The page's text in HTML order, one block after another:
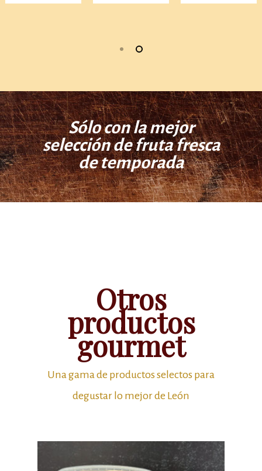
Sólo con la mejor
selección de fruta fresca
de temporada
Otros
productos
gourmet
Una gama de productos selectos para
degustar lo mejor de León